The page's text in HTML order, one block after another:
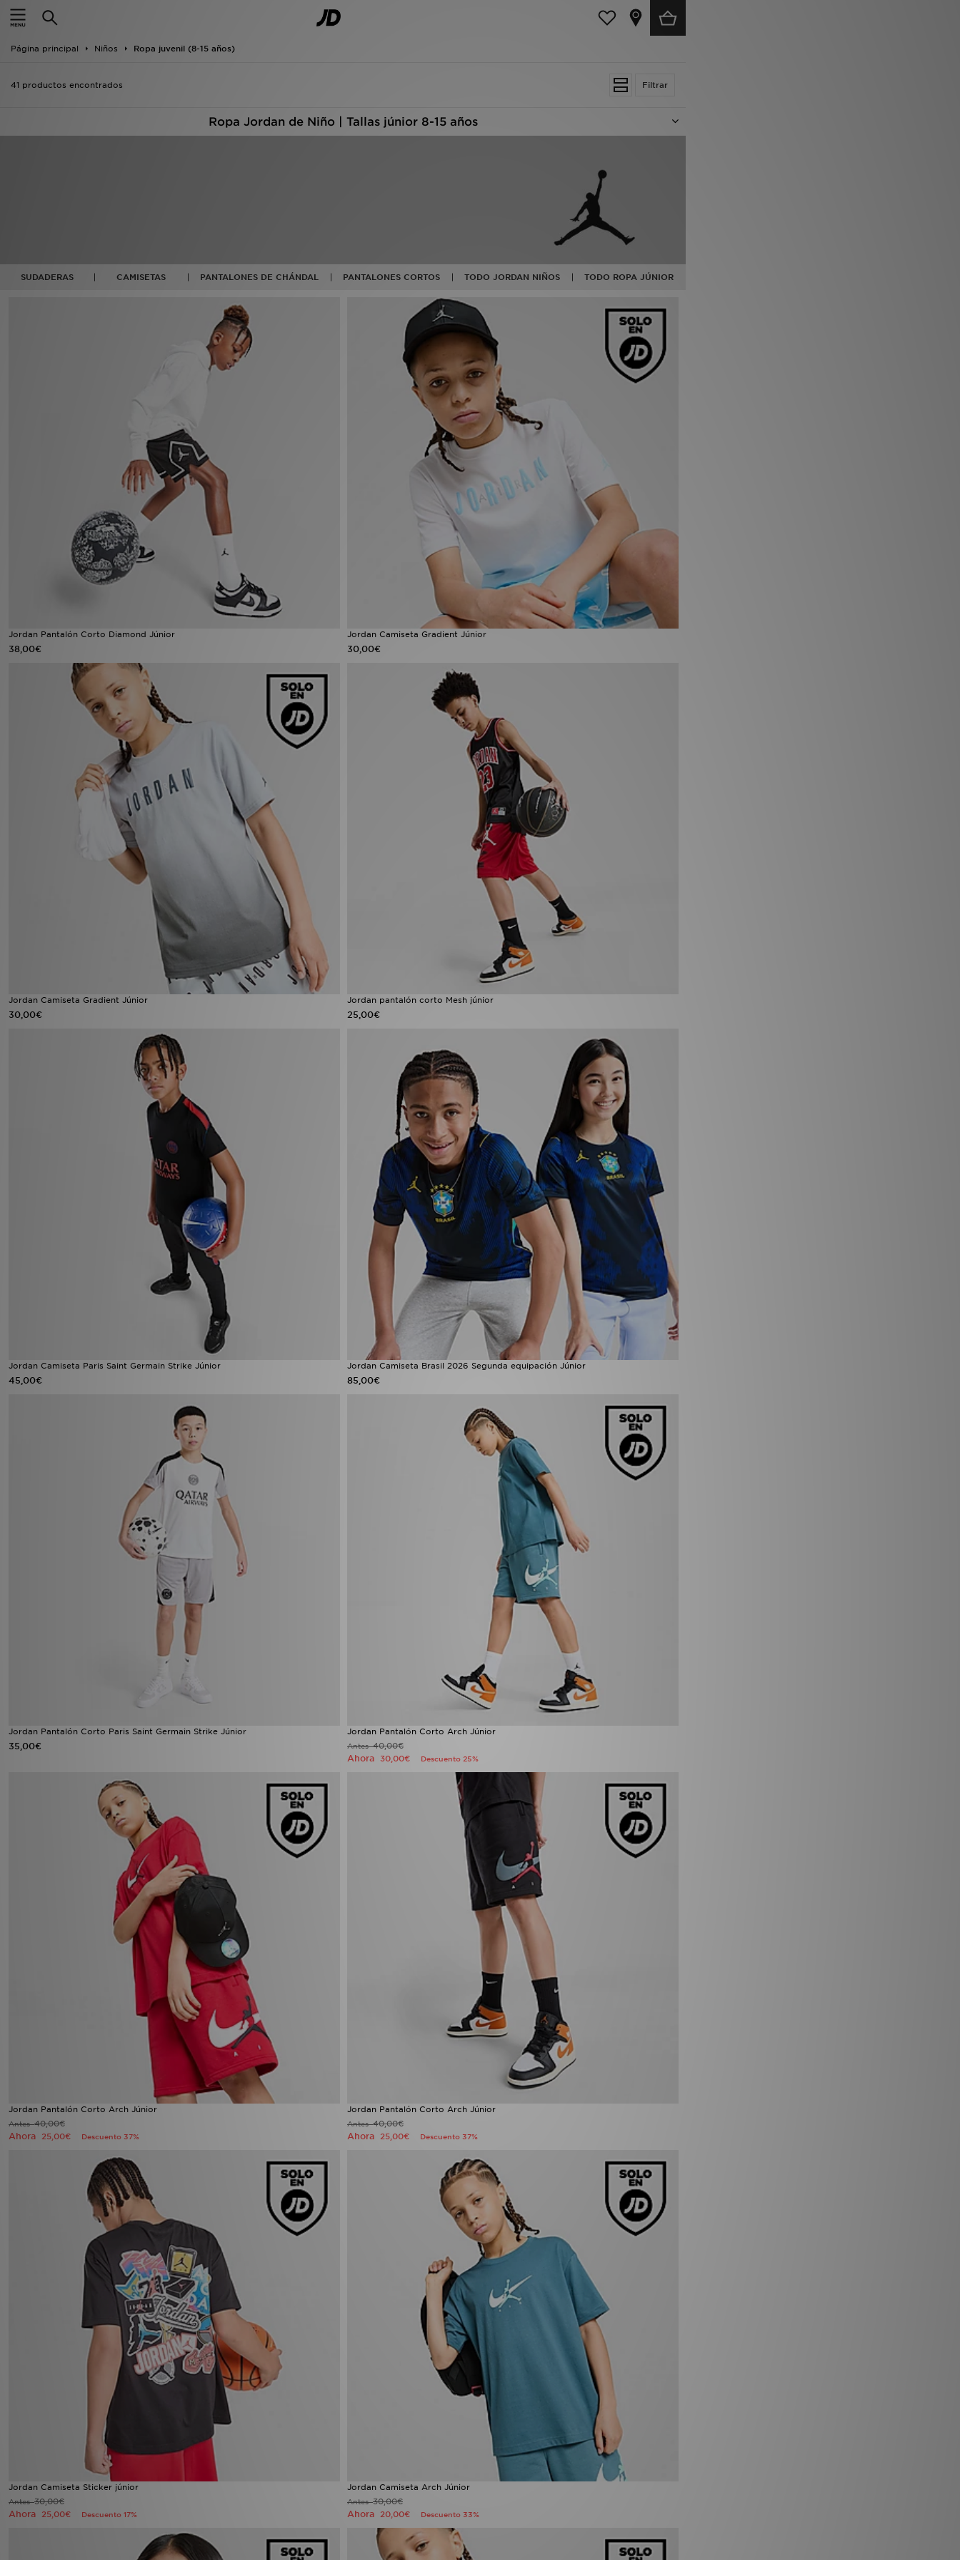
Página principal Niños Ropa juvenil (8-15 años)
Filtrar
41 productos encontrados
Ropa Jordan de Niño | Tallas júnior 8-15 años
SUDADERAS CAMISETAS PANTALONES DE CHÁNDAL PANTALONES CORTOS TODO JORDAN NIÑOS TODO ROPA JÚNIOR
Jordan Pantalón Corto Diamond Júnior
38,00€
Jordan Camiseta Gradient Júnior
30,00€
Jordan Camiseta Gradient Júnior
30,00€
Jordan pantalón corto Mesh júnior
25,00€
Jordan Camiseta Paris Saint Germain Strike Júnior
45,00€
Jordan Camiseta Brasil 2026 Segunda equipación Júnior
85,00€
Jordan Pantalón Corto Paris Saint Germain Strike Júnior
35,00€
Jordan Pantalón Corto Arch Júnior
Antes40,00€
Ahora 30,00€ Descuento 25%
Jordan Pantalón Corto Arch Júnior
Antes40,00€
Ahora 25,00€ Descuento 37%
Jordan Pantalón Corto Arch Júnior
Antes40,00€
Ahora 25,00€ Descuento 37%
Jordan Camiseta Sticker júnior
Antes30,00€
Ahora 25,00€ Descuento 17%
Jordan Camiseta Arch Júnior
Antes30,00€
Ahora 20,00€ Descuento 33%
Hombre
Mujer
Niños